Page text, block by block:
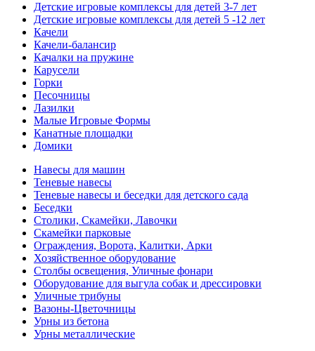
Детские игровые комплексы для детей 3-7 лет
Детские игровые комплексы для детей 5 -12 лет
Качели
Качели-балансир
Качалки на пружине
Карусели
Горки
Песочницы
Лазилки
Малые Игровые Формы
Канатные площадки
Домики
Навесы для машин
Теневые навесы
Теневые навесы и беседки для детского сада
Беседки
Столики, Скамейки, Лавочки
Скамейки парковые
Ограждения, Ворота, Калитки, Арки
Хозяйственное оборудование
Столбы освещения, Уличные фонари
Оборудование для выгула собак и дрессировки
Уличные трибуны
Вазоны-Цветочницы
Урны из бетона
Урны металлические